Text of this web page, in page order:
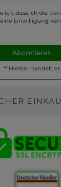
ich, dass ich die
Einwilligung
Abonnieren
** Hierbei handelt